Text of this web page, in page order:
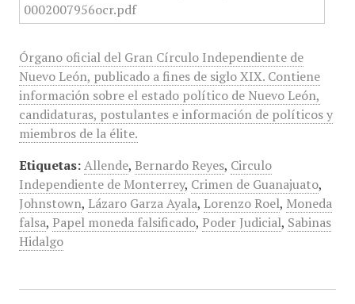
Órgano oficial del Gran Círculo Independiente de
Nuevo León, publicado a fines de siglo XIX. Contiene
información sobre el estado político de Nuevo León,
candidaturas, postulantes e información de políticos y
miembros de la élite.
Etiquetas: Allende, Bernardo Reyes, Circulo
Independiente de Monterrey, Crimen de Guanajuato,
Johnstown, Lázaro Garza Ayala, Lorenzo Roel, Moneda
falsa, Papel moneda falsificado, Poder Judicial, Sabinas
Hidalgo